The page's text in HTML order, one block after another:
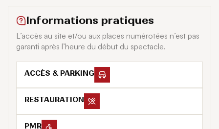
ont joué avec Pink Floyd ou Roger Waters !
Achetez vos billets jusqu’à épuisement des places
disponibles ! 🎟
Informations pratiques
L’accès au site et/ou aux places numérotées n’est pas
garanti après l’heure du début du spectacle.
ACCÈS & PARKING
RESTAURATION
PMR